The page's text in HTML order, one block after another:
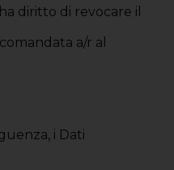
diritto di revocare il
a/r al
i Dati